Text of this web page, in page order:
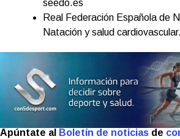
seedo.es
Real Federación Española de
Natación y salud
Apúntate al Boletín de noticias de